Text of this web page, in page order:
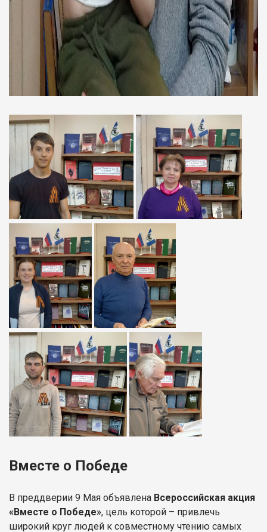
Вместе о Победе
В преддверии 9 Мая объявлена Всероссийская акция
«Вместе о Победе», цель которой – привлечь
широкий круг людей к совместному чтению самых